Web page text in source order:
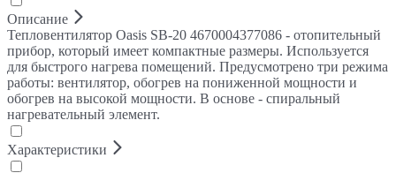
Описание
Тепловентилятор Oasis SB-20 4670004377086 - отопительный
прибор, который имеет компактные размеры. Используется
для быстрого нагрева помещений. Предусмотрено три режима
работы: вентилятор, обогрев на пониженной мощности и
обогрев на высокой мощности. В основе - спиральный
нагревательный элемент.
Характеристики